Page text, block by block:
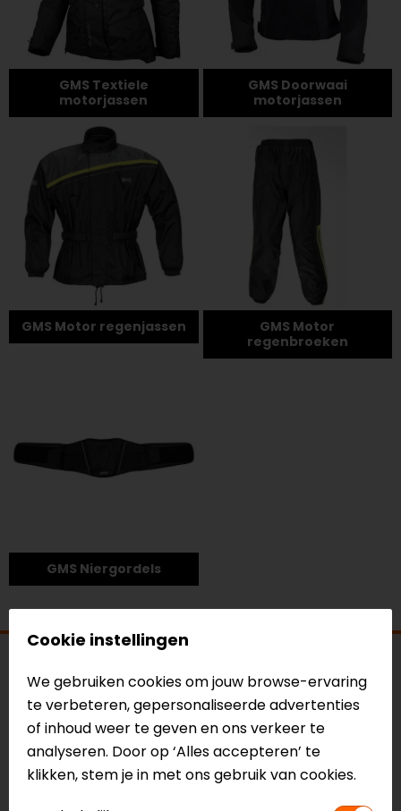
GMS Textiele
motorjassen
GMS Doorwaai
motorjassen
GMS Motor regenjassen
GMS Motor
regenbroeken
GMS Niergordels
Over GMS: voor iedere motorrijder
GMS is een merk dat zich richt op praktische en
toegankelijke motorkleding voor een brede groep
motorrijders. Het merk staat bekend om zijn goede
prijs kwaliteit verhouding en functionele ontwerpen.
Wat GMS onderscheidt, is de focus op gebruiksgemak
Cookie instellingen
We gebruiken cookies om jouw browse-ervaring
te verbeteren, gepersonaliseerde advertenties
of inhoud weer te geven en ons verkeer te
analyseren. Door op ‘Alles accepteren’ te
klikken, stem je in met ons gebruik van cookies.